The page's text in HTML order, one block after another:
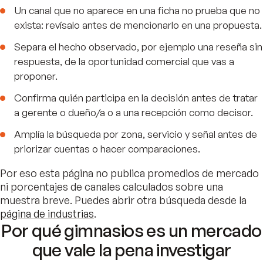
Un canal que no aparece en una ficha no prueba que no
exista: revísalo antes de mencionarlo en una propuesta.
Separa el hecho observado, por ejemplo una reseña sin
respuesta, de la oportunidad comercial que vas a
proponer.
Confirma quién participa en la decisión antes de tratar
a gerente o dueño/a o a una recepción como decisor.
Amplía la búsqueda por zona, servicio y señal antes de
priorizar cuentas o hacer comparaciones.
Por eso esta página no publica promedios de mercado
ni porcentajes de canales calculados sobre una
muestra breve. Puedes abrir otra búsqueda desde la
página de industrias.
Por qué gimnasios es un mercado
que vale la pena investigar